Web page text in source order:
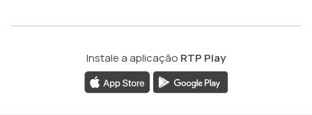
Instale a aplicação RTP Play